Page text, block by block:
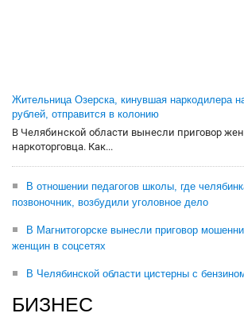
Жительница Озерска, кинувшая наркодилера
рублей, отправится в колонию
В Челябинской области вынесли приговор
наркоторговца. Как...
В отношении педагогов школы, где
позвоночник, возбудили уголовное дело
В Магнитогорске вынесли приговор
женщин в соцсетях
В Челябинской области цистерны с
БИЗНЕС